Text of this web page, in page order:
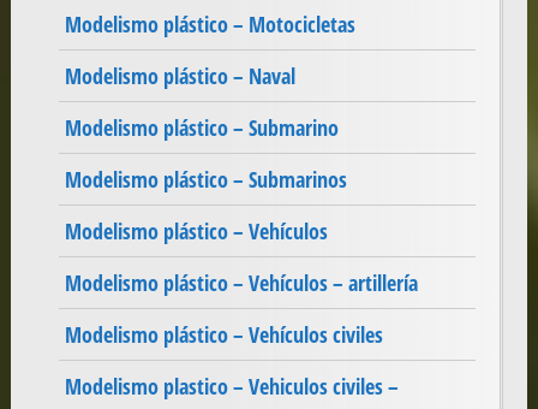
Modelismo plástico – Motocicletas
Modelismo plástico – Naval
Modelismo plástico – Submarino
Modelismo plástico – Submarinos
Modelismo plástico – Vehículos
Modelismo plástico – Vehículos – artillería
Modelismo plástico – Vehículos civiles
Modelismo plastico – Vehiculos civiles –